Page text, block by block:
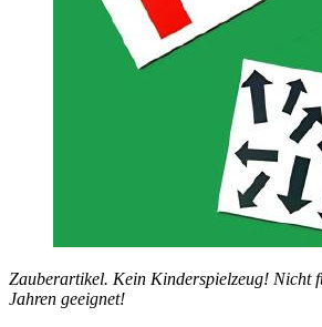
Zauberartikel. Kein Kinderspielzeug! Nicht
Jahren geeignet!